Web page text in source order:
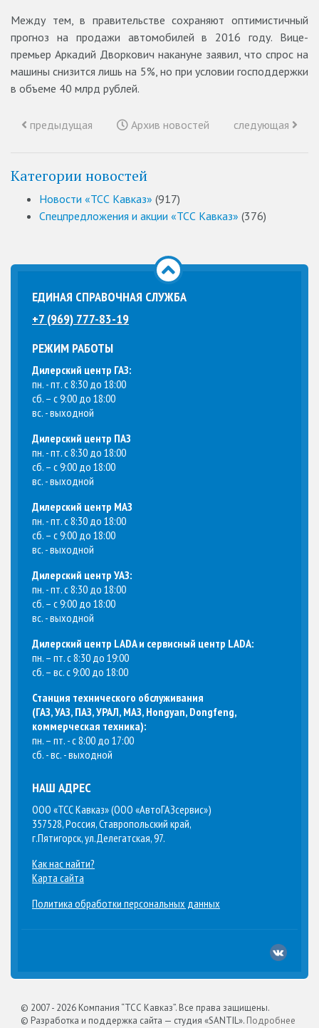
Между тем, в правительстве сохраняют оптимистичный
прогноз на продажи автомобилей в 2016 году. Вице-
премьер Аркадий Дворкович накануне заявил, что спрос на
машины снизится лишь на 5%, но при условии господдержки
в объеме 40 млрд рублей.
предыдущая Архив новостей следующая
Категории новостей
Новости «ТСС Кавказ» (917)
Спецпредложения и акции «ТСС Кавказ» (376)
ЕДИНАЯ СПРАВОЧНАЯ СЛУЖБА
+7 (969) 777-83-19
РЕЖИМ РАБОТЫ
Дилерский центр ГАЗ:
пн. - пт. с 8:30 до 18:00
сб. – с 9:00 до 18:00
вс. - выходной
Дилерский центр ПАЗ
пн. - пт. с 8:30 до 18:00
сб. – с 9:00 до 18:00
вс. - выходной
Дилерский центр МАЗ
пн. - пт. с 8:30 до 18:00
сб. – с 9:00 до 18:00
вс. - выходной
Дилерский центр УАЗ:
пн. - пт. с 8:30 до 18:00
сб. – с 9:00 до 18:00
вс. - выходной
Дилерский центр LADA и сервисный центр LADA:
пн. – пт. с 8:30 до 19:00
сб. – вс. с 9:00 до 18:00
Станция технического обслуживания
(ГАЗ, УАЗ, ПАЗ, УРАЛ, МАЗ, Hongyan, Dongfeng,
коммерческая техника):
пн. – пт. - с 8:00 до 17:00
сб. - вс. - выходной
НАШ АДРЕС
ООО «ТСС Кавказ» (ООО «АвтоГАЗсервис»)
357528, Россия, Ставропольский край,
г.Пятигорск, ул.Делегатская, 97.
Как нас найти?
Карта сайта
Политика обработки персональных данных
© 2007 - 2026 Компания “ТСС Кавказ”. Все права защищены.
© Разработка и поддержка сайта — студия «SANTIL». Подробнее